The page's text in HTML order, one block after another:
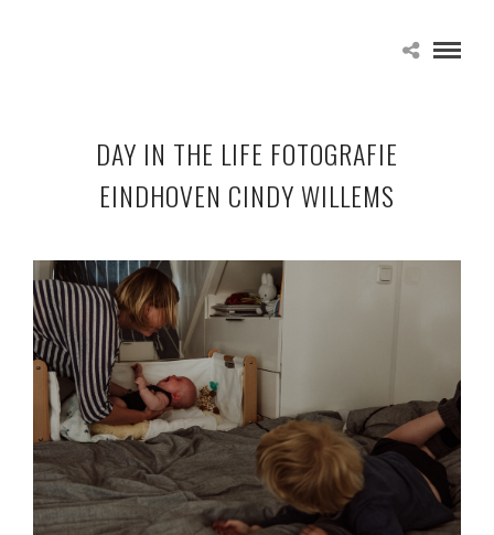
DAY IN THE LIFE FOTOGRAFIE
EINDHOVEN CINDY WILLEMS